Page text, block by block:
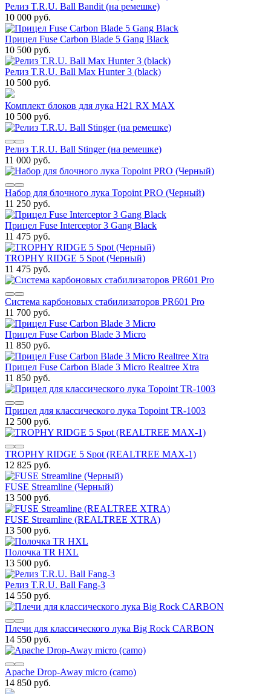
Релиз T.R.U. Ball Bandit (на ремешке)
10 000 руб.
Прицел Fuse Carbon Blade 5 Gang Black
10 500 руб.
Релиз T.R.U. Ball Max Hunter 3 (black)
10 500 руб.
Комплект блоков для лука H21 RX MAX
10 500 руб.
Релиз T.R.U. Ball Stinger (на ремешке)
11 000 руб.
Набор для блочного лука Topoint PRO (Черный)
11 250 руб.
Прицел Fuse Interceptor 3 Gang Black
11 475 руб.
TROPHY RIDGE 5 Spot (Черный)
11 475 руб.
Система карбоновых стабилизаторов PR601 Pro
11 700 руб.
Прицел Fuse Carbon Blade 3 Micro
11 850 руб.
Прицел Fuse Carbon Blade 3 Micro Realtree Xtra
11 850 руб.
Прицел для классического лука Topoint TR-1003
12 500 руб.
TROPHY RIDGE 5 Spot (REALTREE MAX-1)
12 825 руб.
FUSE Streamline (Черный)
13 500 руб.
FUSE Streamline (REALTREE XTRA)
13 500 руб.
Полочка TR HXL
13 500 руб.
Релиз T.R.U. Ball Fang-3
14 550 руб.
Плечи для классического лука Big Rock CARBON
14 550 руб.
Apache Drop-Away micro (camo)
14 850 руб.